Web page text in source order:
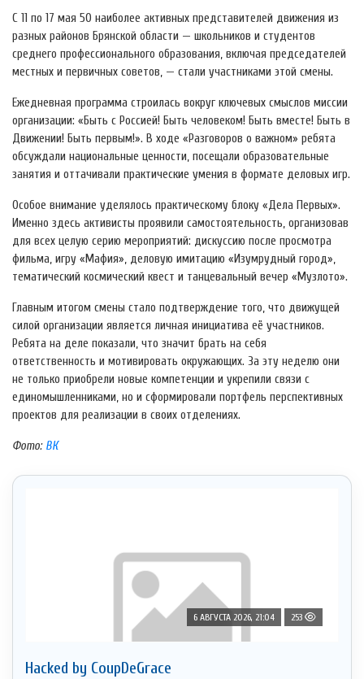
С 11 по 17 мая 50 наиболее активных представителей движения из
разных районов Брянской области — школьников и студентов
среднего профессионального образования, включая председателей
местных и первичных советов, — стали участниками этой смены.
Ежедневная программа строилась вокруг ключевых смыслов миссии
организации: «Быть с Россией! Быть человеком! Быть вместе! Быть в
Движении! Быть первым!». В ходе «Разговоров о важном» ребята
обсуждали национальные ценности, посещали образовательные
занятия и оттачивали практические умения в формате деловых игр.
Особое внимание уделялось практическому блоку «Дела Первых».
Именно здесь активисты проявили самостоятельность, организовав
для всех целую серию мероприятий: дискуссию после просмотра
фильма, игру «Мафия», деловую имитацию «Изумрудный город»,
тематический космический квест и танцевальный вечер «Музлото».
Главным итогом смены стало подтверждение того, что движущей
силой организации является личная инициатива её участников.
Ребята на деле показали, что значит брать на себя
ответственность и мотивировать окружающих. За эту неделю они
не только приобрели новые компетенции и укрепили связи с
единомышленниками, но и сформировали портфель перспективных
проектов для реализации в своих отделениях.
Фото: ВК
6 АВГУСТА 2026, 21:04 253
Hacked by CoupDeGrace